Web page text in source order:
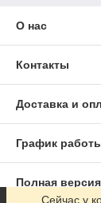
О нас
Контакты
Доставка и
График
Полная
Сейчас у